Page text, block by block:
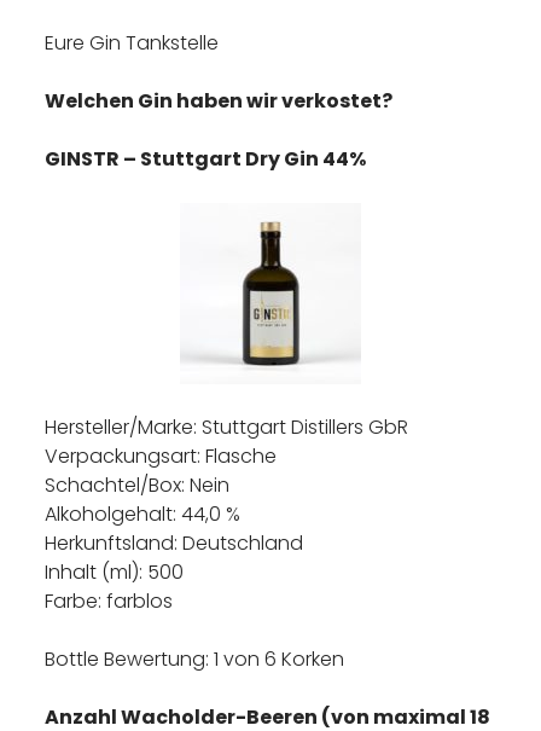
Eure Gin Tankstelle
Welchen Gin haben wir verkostet?
GINSTR – Stuttgart Dry Gin 44%
Hersteller/Marke: Stuttgart Distillers GbR
Verpackungsart: Flasche
Schachtel/Box: Nein
Alkoholgehalt: 44,0 %
Herkunftsland: Deutschland
Inhalt (ml): 500
Farbe: farblos
Bottle Bewertung: 1 von 6 Korken
Anzahl Wacholder-Beeren (von maximal 18